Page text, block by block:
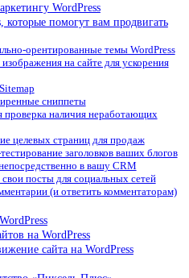
WordPress
которые помогут вам продвигать
орентированные темы WordPress
на сайте для ускорения
сниппеты
проверка наличия неработающих
целевых страниц для продаж
заголовков ваших блогов
в вашу CRM
посты для социальных сетей
(и ответить комментаторам)
на WordPress
сайта на WordPress